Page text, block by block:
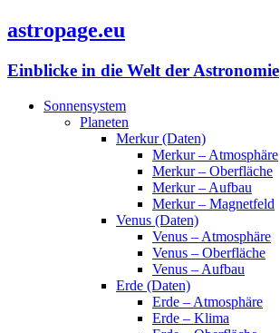
astropage.eu
Einblicke in die Welt der Astronomie
Sonnensystem
Planeten
Merkur (Daten)
Merkur – Atmosphäre
Merkur – Oberfläche
Merkur – Aufbau
Merkur – Magnetfeld
Venus (Daten)
Venus – Atmosphäre
Venus – Oberfläche
Venus – Aufbau
Erde (Daten)
Erde – Atmosphäre
Erde – Klima